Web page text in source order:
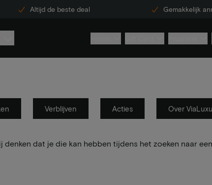
Altijd de beste deal Gemakkelijk
Verblijven Acties Over
dat je die kan hebben tijdens het zoeken naar